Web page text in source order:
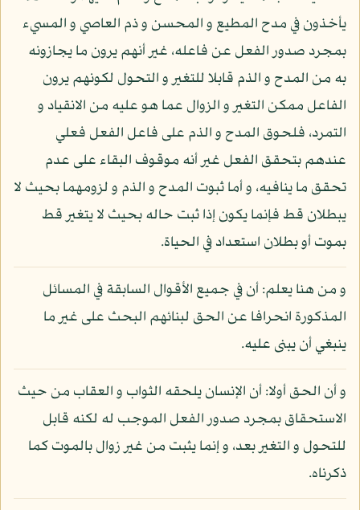
يأخذون في مدح المطيع و المحسن و ذم العاصي و المسيء
بمجرد صدور الفعل عن فاعله، غير أنهم يرون ما يجازونه
به من المدح و الذم قابلا للتغير و التحول لكونهم يرون
الفاعل ممكن التغير و الزوال عما هو عليه من الانقياد و
التمرد، فلحوق المدح و الذم على فاعل الفعل فعلي
عندهم بتحقق الفعل غير أنه موقوف البقاء على عدم
تحقق ما ينافيه، و أما ثبوت المدح و الذم و لزومهما بحيث لا
يبطلان قط فإنما يكون إذا ثبت حاله بحيث لا يتغير قط
بموت أو بطلان استعداد في الحياة.
و من هنا يعلم: أن في جميع الأقوال السابقة في المسائل
المذكورة انحرافا عن الحق لبنائهم البحث على غير ما
ينبغي أن يبنى عليه.
و أن الحق أولا: أن الإنسان يلحقه الثواب و العقاب من حيث
الاستحقاق بمجرد صدور الفعل الموجب له لكنه قابل
للتحول و التغير بعد، و إنما يثبت من غير زوال بالموت كما
ذكرناه.